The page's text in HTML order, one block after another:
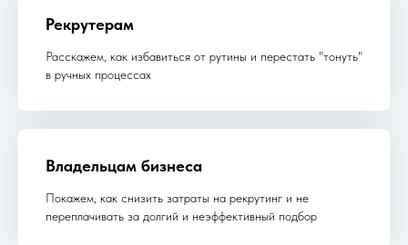
Рекрутерам
Расскажем, как избавиться от рутины и перестать "тонуть"
в ручных процессах
Владельцам бизнеса
Покажем, как снизить затраты на рекрутинг и не
переплачивать за долгий и неэффективный подбор